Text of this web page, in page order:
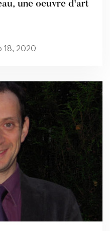
une oeuvre d'art
18, 2020